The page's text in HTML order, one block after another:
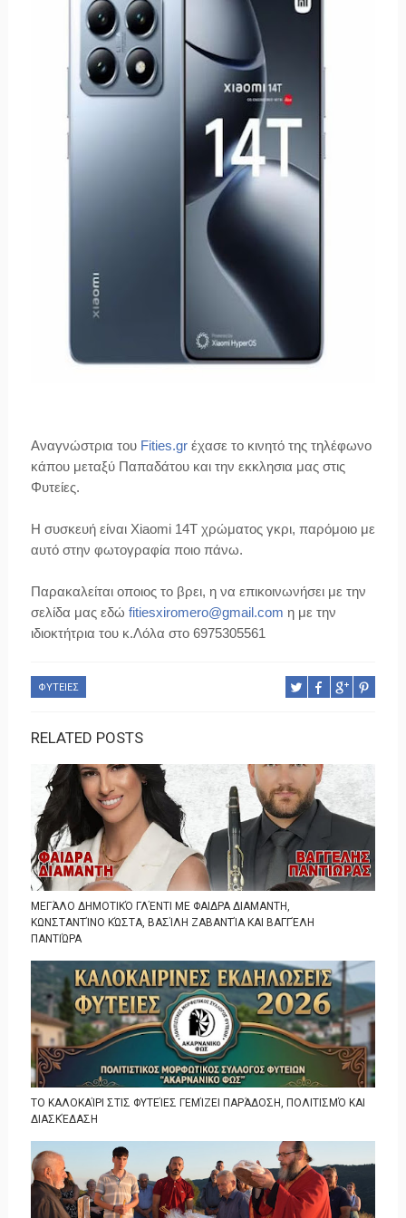
Αναγνώστρια του Fities.gr έχασε το κινητό της τηλέφωνο
κάπου μεταξύ Παπαδάτου και την εκκλησια μας στις
Φυτείες.
Η συσκευή είναι Xiaomi 14T χρώματος γκρι, παρόμοιο με
αυτό στην φωτογραφία ποιο πάνω.
Παρακαλείται οποιος το βρει, η να επικοινωνήσει με την
σελίδα μας εδώ fitiesxiromero@gmail.com η με την
ιδιοκτήτρια του κ.Λόλα στο 6975305561
ΦΥΤΕΙΕΣ
RELATED POSTS
ΜΕΓΆΛΟ ΔΗΜΟΤΙΚΌ ΓΛΈΝΤΙ ΜΕ ΦΑΙΔΡΑ ΔΙΑΜΑΝΤΗ,
ΚΩΝΣΤΑΝΤΊΝΟ ΚΏΣΤΑ, ΒΑΣΊΛΗ ΖΑΒΑΝΤΊΑ ΚΑΙ ΒΑΓΓΈΛΗ
ΠΑΝΤΙΏΡΑ
ΤΟ ΚΑΛΟΚΑΊΡΙ ΣΤΙΣ ΦΥΤΕΊΕΣ ΓΕΜΊΖΕΙ ΠΑΡΆΔΟΣΗ, ΠΟΛΙΤΙΣΜΌ ΚΑΙ
ΔΙΑΣΚΈΔΑΣΗ